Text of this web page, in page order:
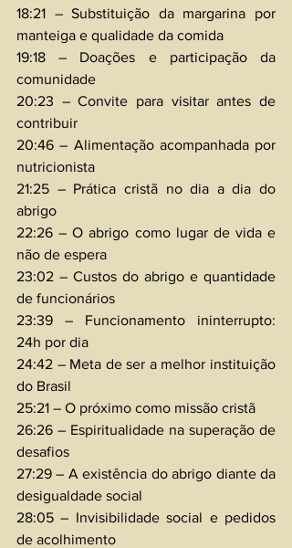
18:21 – Substituição da margarina por
manteiga e qualidade da comida
19:18 – Doações e participação da
comunidade
20:23 – Convite para visitar antes de
contribuir
20:46 – Alimentação acompanhada por
nutricionista
21:25 – Prática cristã no dia a dia do
abrigo
22:26 – O abrigo como lugar de vida e
não de espera
23:02 – Custos do abrigo e quantidade
de funcionários
23:39 – Funcionamento ininterrupto:
24h por dia
24:42 – Meta de ser a melhor instituição
do Brasil
25:21 – O próximo como missão cristã
26:26 – Espiritualidade na superação de
desafios
27:29 – A existência do abrigo diante da
desigualdade social
28:05 – Invisibilidade social e pedidos
de acolhimento